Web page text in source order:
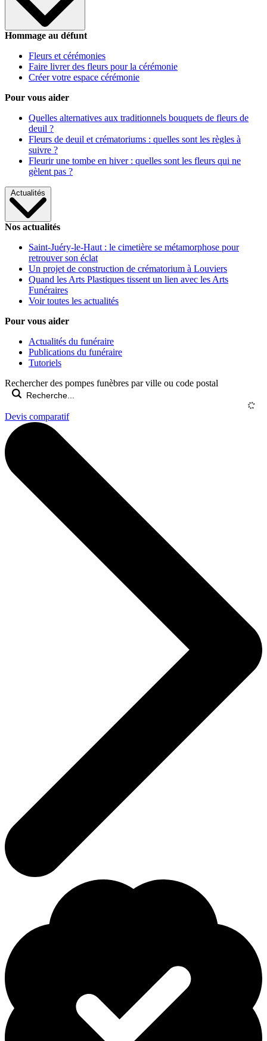
Hommage au défunt
Fleurs et cérémonies
Faire livrer des fleurs pour la cérémonie
Créer votre espace cérémonie
Pour vous aider
Quelles alternatives aux traditionnels bouquets de fleurs de
deuil ?
Fleurs de deuil et crématoriums : quelles sont les règles à
suivre ?
Fleurir une tombe en hiver : quelles sont les fleurs qui ne
gèlent pas ?
Actualités
Nos actualités
Saint-Juéry-le-Haut : le cimetière se métamorphose pour
retrouver son éclat
Un projet de construction de crématorium à Louviers
Quand les Arts Plastiques tissent un lien avec les Arts
Funéraires
Voir toutes les actualités
Pour vous aider
Actualités du funéraire
Publications du funéraire
Tutoriels
Rechercher des pompes funèbres par ville ou code postal
Devis comparatif